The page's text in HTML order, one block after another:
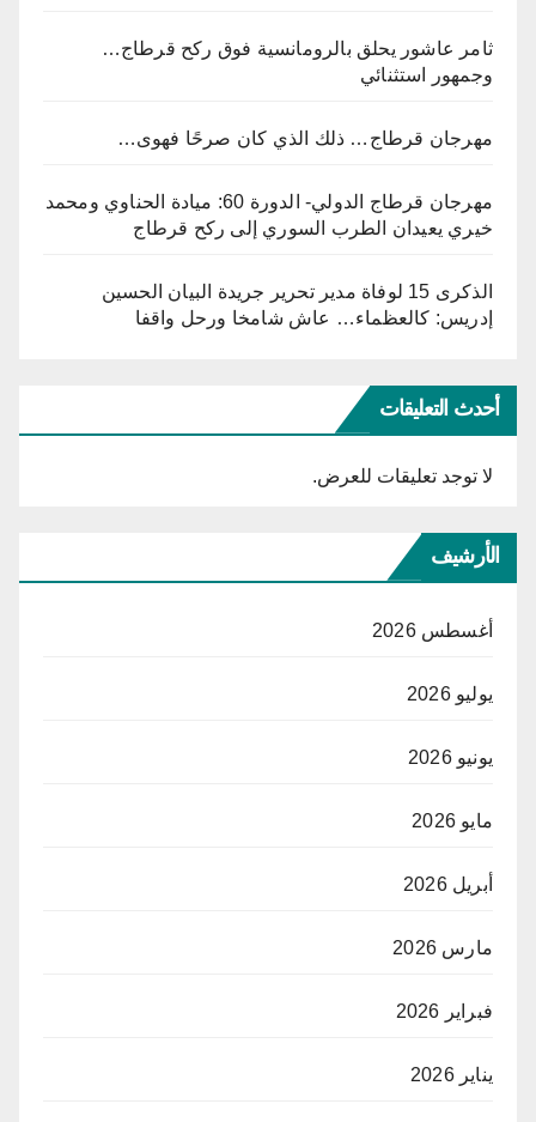
ثامر عاشور يحلق بالرومانسية فوق ركح قرطاج…
وجمهور استثنائي
مهرجان قرطاج… ذلك الذي كان صرحًا فهوى…
مهرجان قرطاج الدولي- الدورة 60: ميادة الحناوي ومحمد
خيري يعيدان الطرب السوري إلى ركح قرطاج
الذكرى 15 لوفاة مدير تحرير جريدة البيان الحسين
إدريس: كالعظماء… عاش شامخا ورحل واقفا
أحدث التعليقات
لا توجد تعليقات للعرض.
الأرشيف
أغسطس 2026
يوليو 2026
يونيو 2026
مايو 2026
أبريل 2026
مارس 2026
فبراير 2026
يناير 2026